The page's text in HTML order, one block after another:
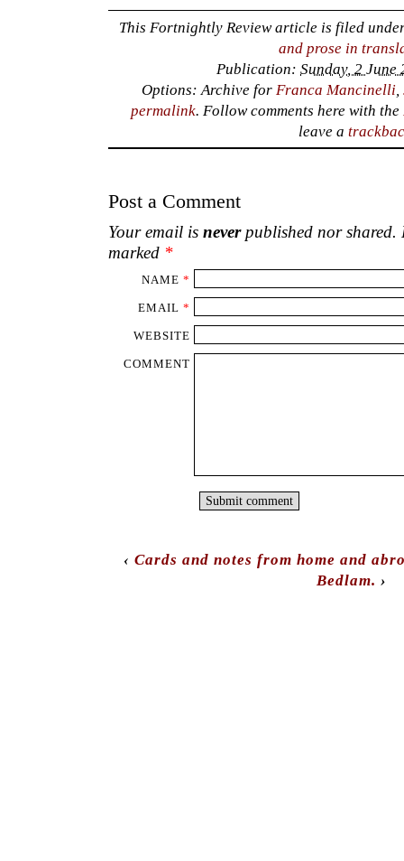
This Fortnightly Review article is filed
and prose in
Publication:Sunday, 2
Options: Archive for Franca Mancinelli ,
permalink. Follow comments here with the
leave a
Post a Comment
Your email is neverpublished nor shared.
marked *
NAME *
EMAIL *
WEBSITE
COMMENT
‹ Cards and notes from home and
Bedlam. ›